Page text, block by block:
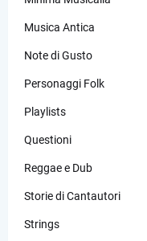
Musica Antica
Note di Gusto
Personaggi Folk
Playlists
Questioni
Reggae e Dub
Storie di Cantautori
Strings